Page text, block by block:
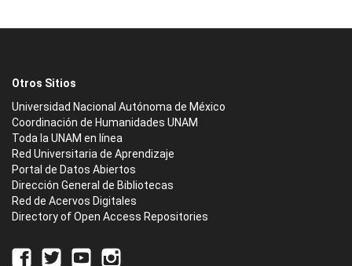
Otros Sitios
Universidad Nacional Autónoma de México
Coordinación de Humanidades UNAM
Toda la UNAM en línea
Red Universitaria de Aprendizaje
Portal de Datos Abiertos
Dirección General de Bibliotecas
Red de Acervos Digitales
Directory of Open Access Repositories